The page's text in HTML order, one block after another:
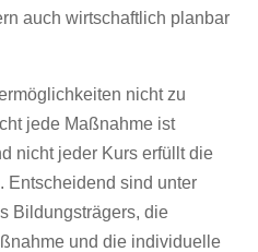
auch wirtschaftlich planbar
nicht zu
jede Maßnahme ist
nicht jeder Kurs erfüllt die
Entscheidend sind unter
Bildungsträgers, die
und die individuelle